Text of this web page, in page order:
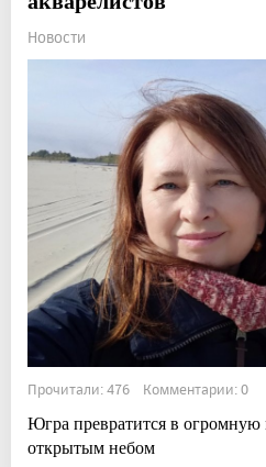
Новости
Прочитали: 476 Комментарии: 0
Югра превратится в огромную
открытым небом